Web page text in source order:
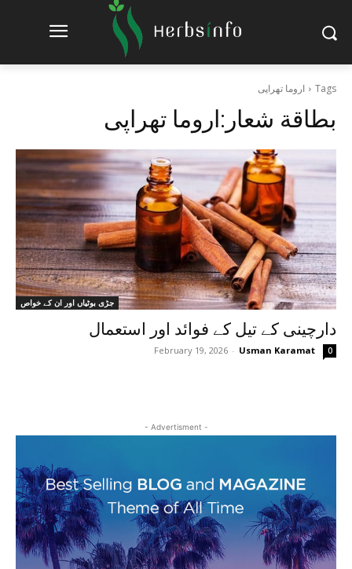
Tags اروما تھراپی
بطاقة شعار:اروما تھراپی
جڑی بوٹیاں اور ان کے خواص
دارچینی کے تیل کے فوائد اور استعمال
Usman Karamat
-
February 19, 2026 0
- Advertisment -